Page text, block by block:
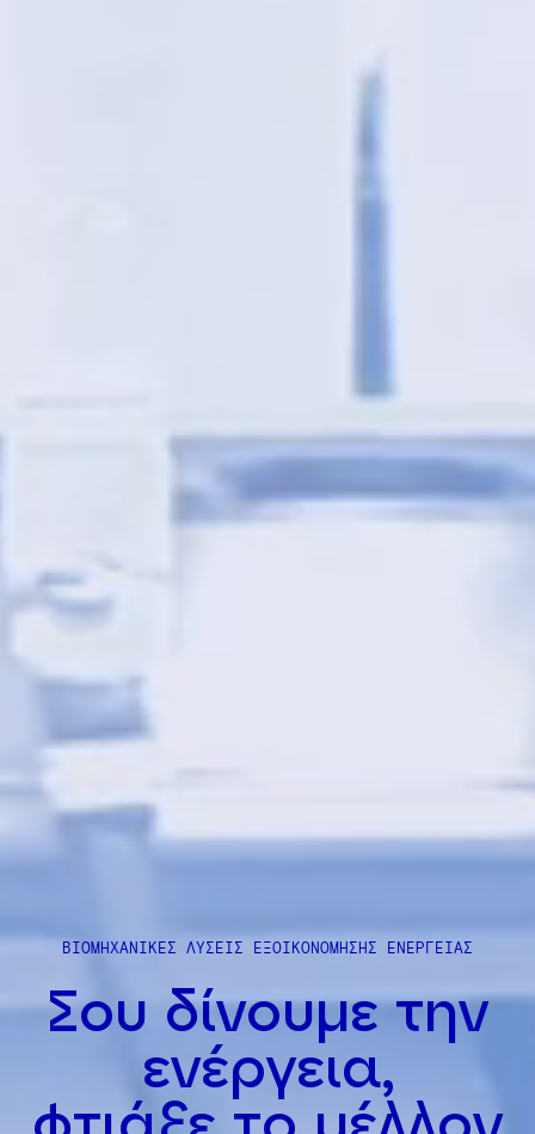
ΒΙΟΜΗΧΑΝΙΚΕΣ ΛΥΣΕΙΣ ΕΞΟΙΚΟΝΟΜΗΣΗΣ ΕΝΕΡΓΕΙΑΣ
Σου δίνουμε την
ενέργεια,